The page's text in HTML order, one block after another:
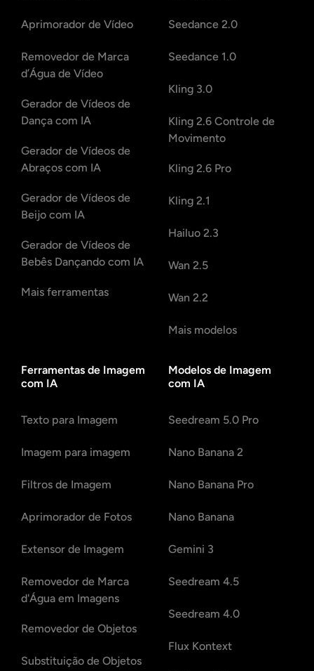
Aprimorador de Vídeo
Removedor de Marca
d’Água de Vídeo
Gerador de Vídeos de
Dança com IA
Gerador de Vídeos de
Abraços com IA
Gerador de Vídeos de
Beijo com IA
Gerador de Vídeos de
Bebês Dançando com IA
Mais ferramentas
Seedance 2.0
Seedance 1.0
Kling 3.0
Kling 2.6 Controle de
Movimento
Kling 2.6 Pro
Kling 2.1
Hailuo 2.3
Wan 2.5
Wan 2.2
Mais modelos
Ferramentas de Imagem
com IA
Texto para Imagem
Imagem para imagem
Filtros de Imagem
Aprimorador de Fotos
Extensor de Imagem
Removedor de Marca
d'Água em Imagens
Removedor de Objetos
Substituição de Objetos
Modelos de Imagem
com IA
Seedream 5.0 Pro
Nano Banana 2
Nano Banana Pro
Nano Banana
Gemini 3
Seedream 4.5
Seedream 4.0
Flux Kontext